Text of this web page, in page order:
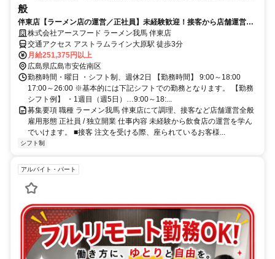
般
伴東店【ラーメン店の運営／正社員】未経験歓迎！接客から店舗運営ま
でイチから学べます！年休114日◎
株式会社アースフード ラーメン我馬 伴東店
交通アクセス アストラムライン大原駅 徒歩3分
月給251,375円以上
広島県広島市安佐南区
勤務時間・曜日 ・シフト制、週休2日 【勤務時間】 9:00～18:00
17:00～26:00 ※基本的には下記シフトでの勤務となります。 【勤務
シフト例】 ・1週目（週5日）…9:00～18:...
募集要項 職種 ラーメン我馬 伴東店にて調理、接客など店舗運営全般
雇用形態 正社員 / 独立開業 仕事内容 未経験から飲食店の運営を学ん
でいけます。 ■接客 注文を受ける際、座られているお客様...
シフト制
アルバイト・パート